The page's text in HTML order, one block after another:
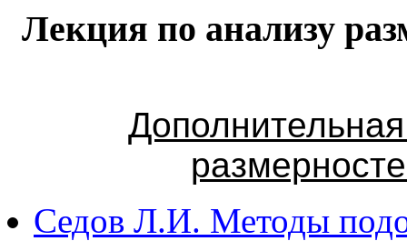
Лекция по анализу
Седов Л.И. Методы